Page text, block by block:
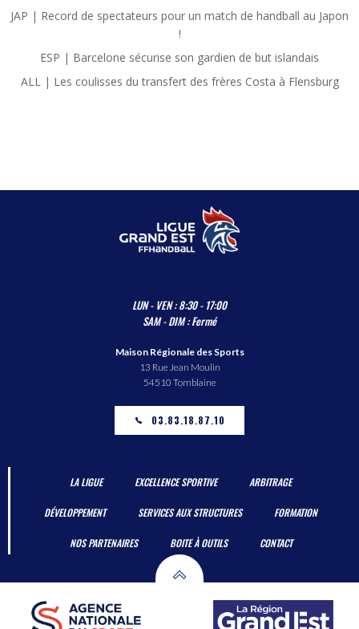
JAP | Record de spectateurs pour un match de handball au Japon
!
ESP | Barcelone sécurise son gardien de but islandais
ALL | Les coulisses du transfert des frères Costa à Flensburg
LUN - VEN : 8:30 - 17:00
SAM - DIM : Fermé
Maison Régionale des Sports
13 Rue Jean Moulin
54510 Tomblaine
03.83.18.87.10
LA LIGUE EXCELLENCE SPORTIVE ARBITRAGE
DÉVELOPPEMENT SERVICES AUX STRUCTURES FORMATION
NOS PARTENAIRES BOITE À OUTILS CONTACT